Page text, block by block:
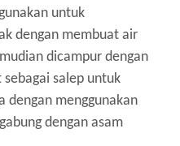
untuk
dengan membuat air
dicampur dengan
salep untuk
dengan menggunakan
dengan asam